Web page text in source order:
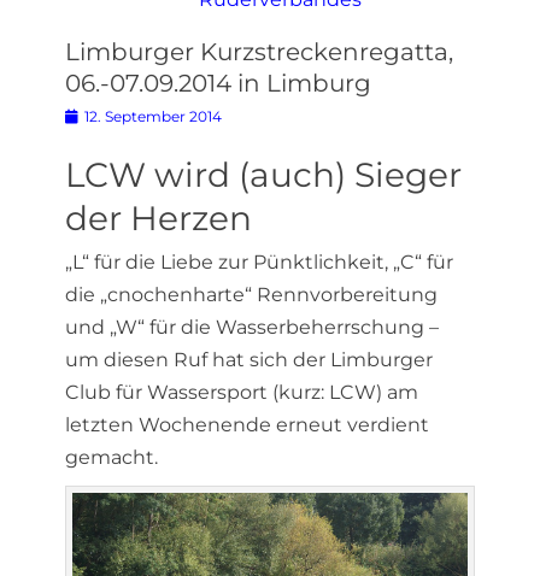
Limburger Kurzstreckenregatta,
06.-07.09.2014 in Limburg
Posted
12. September 2014
LCW wird (auch) Sieger
der Herzen
„L“ für die Liebe zur Pünktlichkeit, „C“ für
die „cnochenharte“ Rennvorbereitung
und „W“ für die Wasserbeherrschung –
um diesen Ruf hat sich der Limburger
Club für Wassersport (kurz: LCW) am
letzten Wochenende erneut verdient
gemacht.